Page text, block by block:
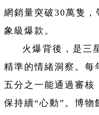
網銷量突破30萬隻，
象級爆款。
火爆背後，是三
精準的情緒洞察。每
五分之一能通過審核
保持續“心動”。博物